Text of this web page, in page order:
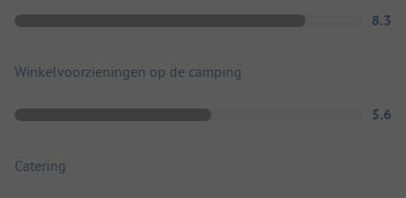
8.3
Winkelvoorzieningen op de camping
5.6
Catering